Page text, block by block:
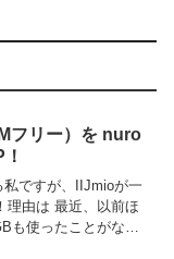
フリー）を nuro
ですが、IIJmioが一
理由は 最近、以前ほ
も使ったことがない